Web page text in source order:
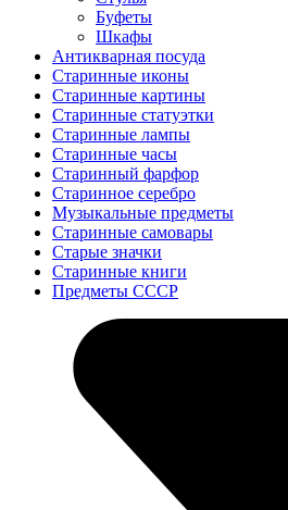
Буфеты
Шкафы
Антикварная посуда
Старинные иконы
Старинные картины
Старинные статуэтки
Старинные лампы
Старинные часы
Старинный фарфор
Старинное серебро
Музыкальные предметы
Старинные самовары
Старые значки
Старинные книги
Предметы СССР